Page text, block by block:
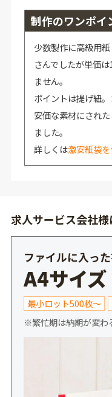
制作のワンポイ
少数製作に高級用
さんでしたが単価
ません。
ポイントは提げ紐
安価な素材にされ
ました。
詳しくは激安紙袋
求人サービス会社
ファイルに入っ
A4サイズ
最小ロット500枚～
※繁忙期は納期が変わ